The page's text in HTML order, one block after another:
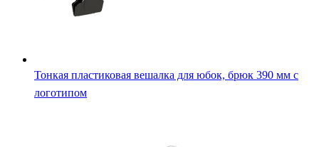
Тонкая пластиковая вешалка для юбок, брюк 390 мм с
логотипом